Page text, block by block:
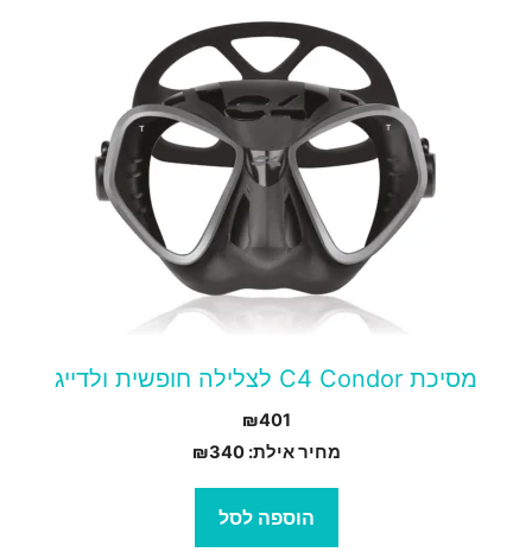
מסיכת C4 Condor לצלילה חופשית ולדייג
₪401
מחיר אילת:
₪340
הוספה לסל